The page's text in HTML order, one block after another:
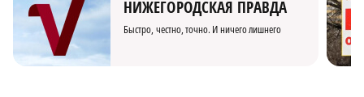
НИЖЕГОРОДСКАЯ ПРАВДА
Быстро, честно, точно. И ничего лишнего